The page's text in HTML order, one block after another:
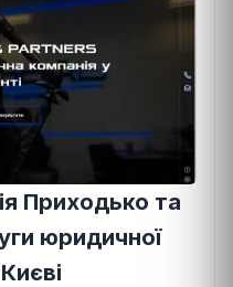
Приходько та
юридичної